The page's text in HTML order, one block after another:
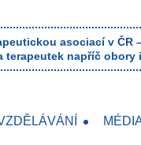
asociací v ČR
terapeutek napříč obory